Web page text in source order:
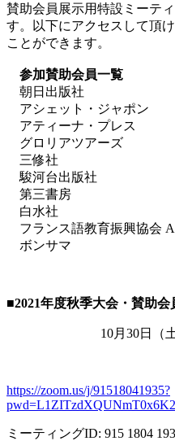
賛助会員展示用特設ミーテ
す。以下にアクセスして頂
ことができます。
参加賛助会員一覧
朝日出版社
アシェット・ジャポン
アティーナ・プレス
グロリアツアーズ
三修社
駿河台出版社
第三書房
白水社
フランス語教育振興協会
ボンサマ
■2021年度秋季大会・賛助会
10月 30日（
https://zoom.us/j/91518041935?
ミーティングID: 915 1804